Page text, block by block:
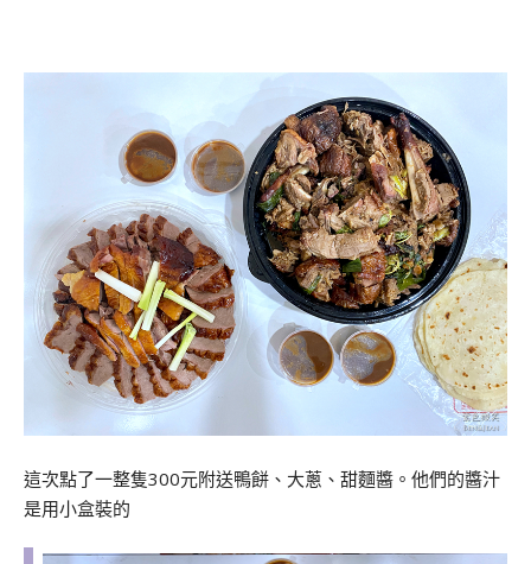
這次點了一整隻300元附送鴨餅、大蔥、甜麵醬。他們的醬汁
是用小盒裝的